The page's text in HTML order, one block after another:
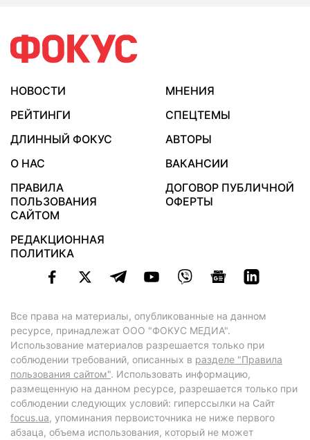
НОВОСТИ
МНЕНИЯ
РЕЙТИНГИ
СПЕЦТЕМЫ
ДЛИННЫЙ ФОКУС
АВТОРЫ
О НАС
ВАКАНСИИ
ПРАВИЛА
ПОЛЬЗОВАНИЯ
САЙТОМ
ДОГОВОР ПУБЛИЧНОЙ
ОФЕРТЫ
РЕДАКЦИОННАЯ
ПОЛИТИКА
Все права на материалы, опубликованные на данном
ресурсе, принадлежат ООО "ФОКУС МЕДИА".
Использование материалов разрешается только при
соблюдении требований, описанных в разделе "Правила
пользования сайтом". Использовать информацию,
размещенную на данном ресурсе, разрешается только при
соблюдении следующих условий: гиперссылки на Сайт
focus.ua, упоминания первоисточника не ниже первого
абзаца, объема использования, который не может